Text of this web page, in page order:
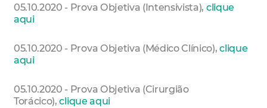
05.10.2020 - Prova Objetiva (Intensivista), clique
aqui
05.10.2020 - Prova Objetiva (Médico Clínico),clique
aqui
05.10.2020 - Prova Objetiva (Cirurgião
Torácico),clique aqui